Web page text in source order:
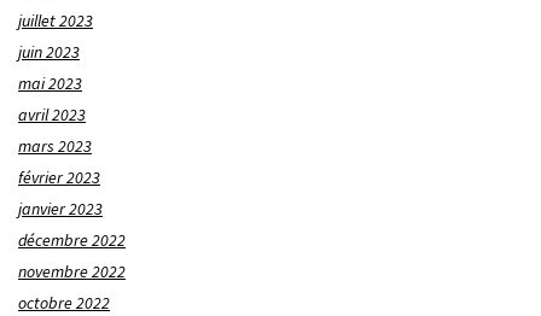
juillet 2023
juin 2023
mai 2023
avril 2023
mars 2023
février 2023
janvier 2023
décembre 2022
novembre 2022
octobre 2022